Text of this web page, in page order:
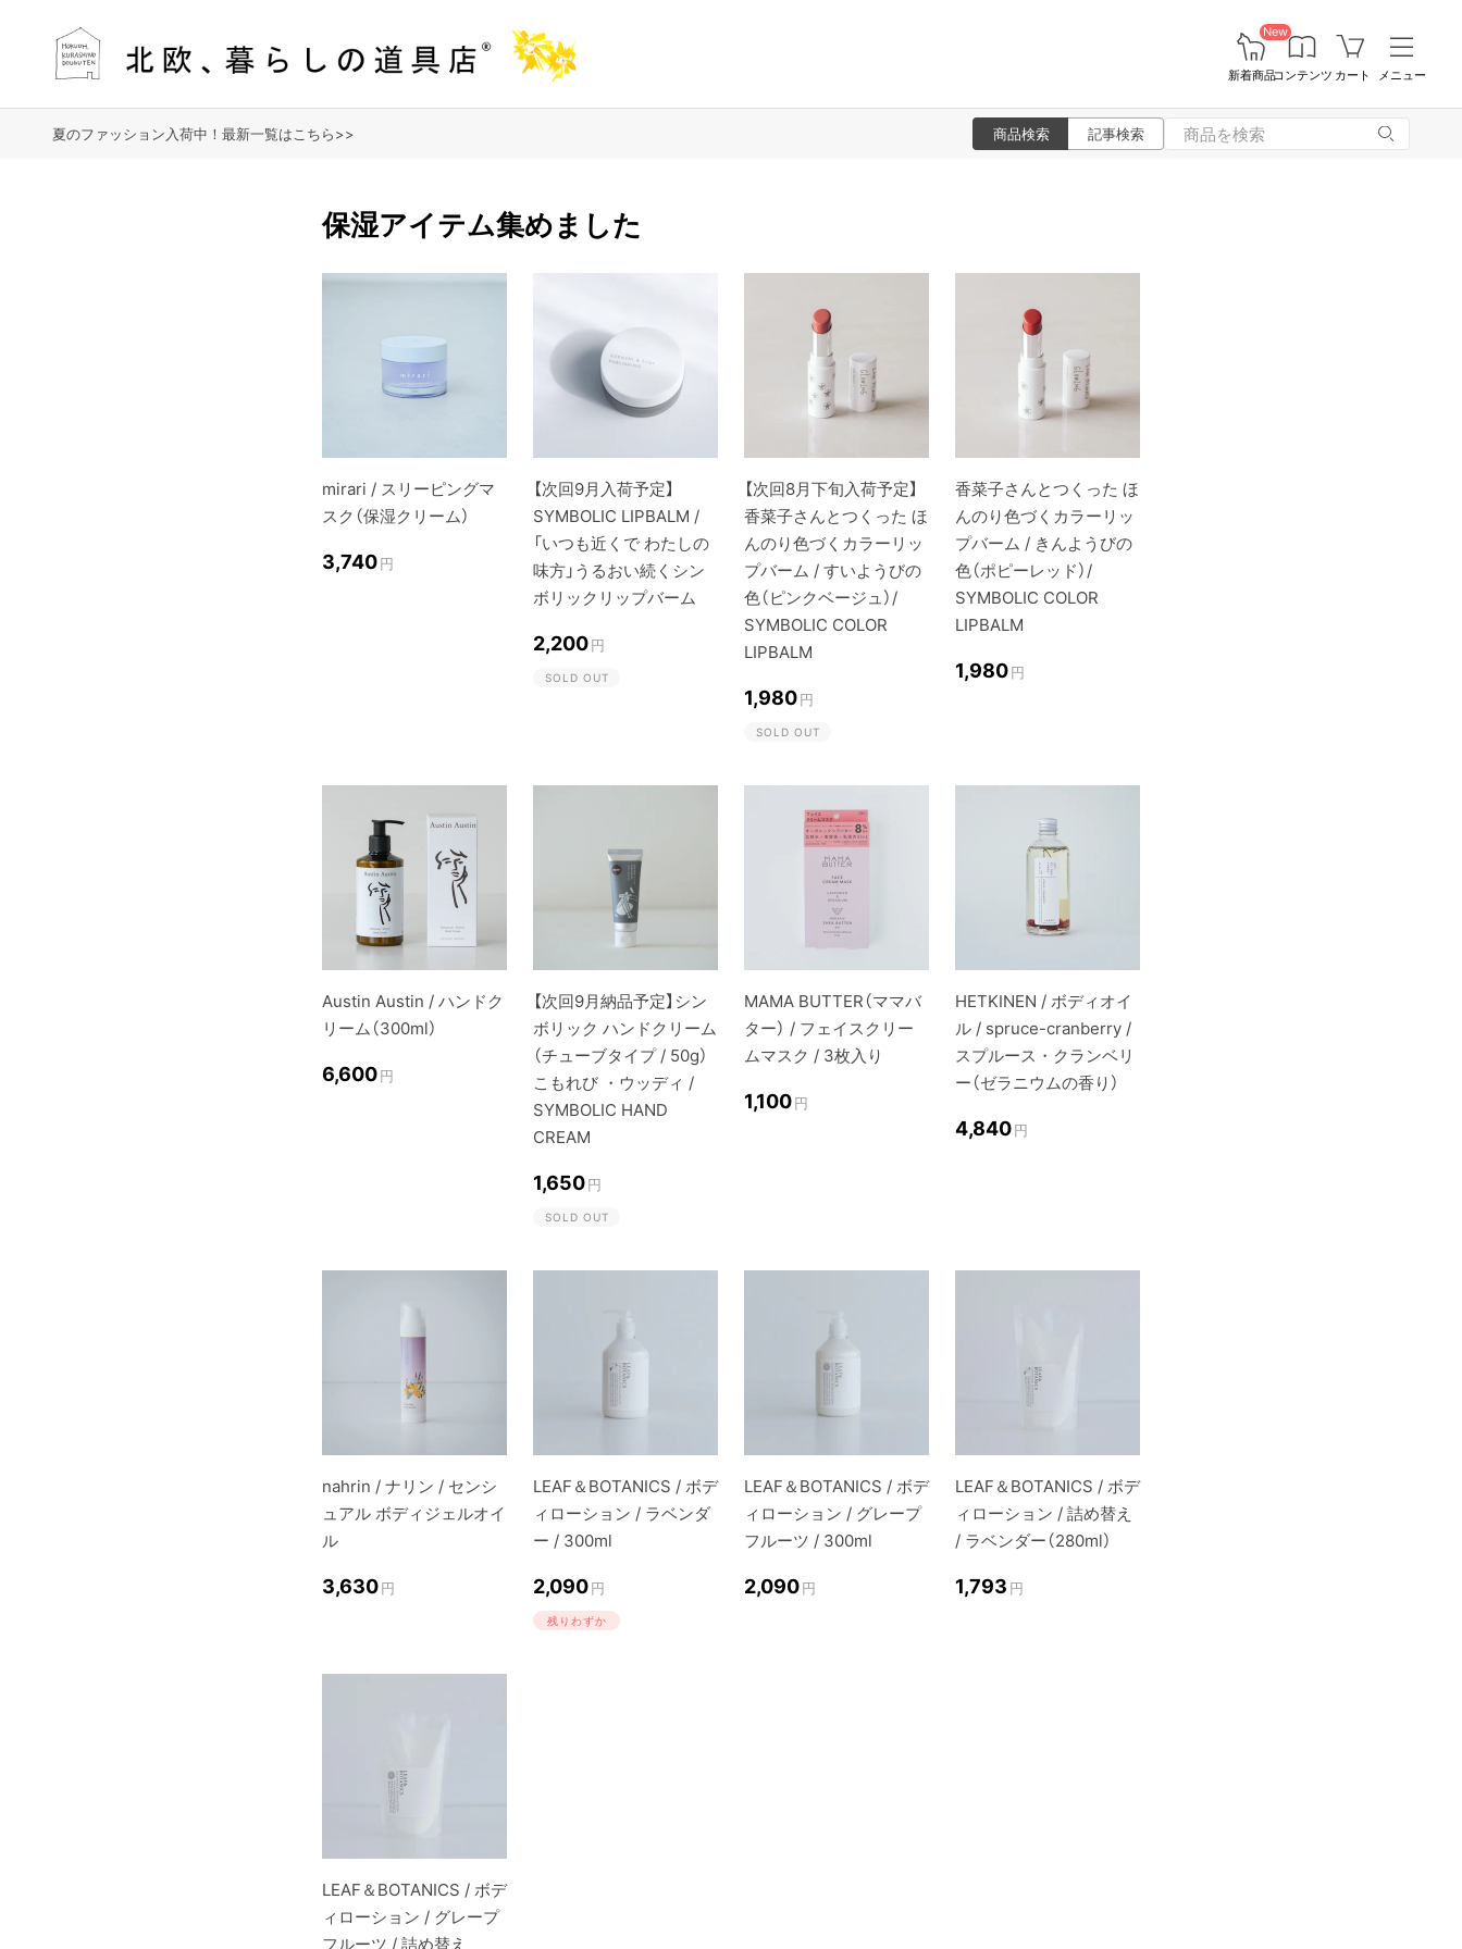
New
新着商品コンテンツ カート メニュー
夏のファッション入荷中！最新一覧はこちら>> 商品検索 記事検索
保湿アイテム集めました
mirari / スリーピングマ
スク（保湿クリーム）
3,740円
【次回9月入荷予定】
SYMBOLIC LIPBALM /
「いつも近くで わたしの
味方」うるおい続くシン
ボリックリップバーム
2,200円
SOLD OUT
【次回8月下旬入荷予定】
香菜子さんとつくった ほ
んのり色づくカラーリッ
プバーム / すいようびの
色（ピンクベージュ）/
SYMBOLIC COLOR
LIPBALM
1,980円
SOLD OUT
香菜子さんとつくった ほ
んのり色づくカラーリッ
プバーム / きんようびの
色（ポピーレッド）/
SYMBOLIC COLOR
LIPBALM
1,980円
Austin Austin / ハンドク
リーム（300ml）
6,600円
【次回9月納品予定】シン
ボリック ハンドクリーム
（チューブタイプ / 50g）
こもれび ・ウッディ /
SYMBOLIC HAND
CREAM
1,650円
SOLD OUT
MAMA BUTTER（ママバ
ター） / フェイスクリー
ムマスク / 3枚入り
1,100円
HETKINEN / ボディオイ
ル / spruce-cranberry /
スプルース・クランベリ
ー（ゼラニウムの香り）
4,840円
nahrin / ナリン / センシ
ュアル ボディジェルオイ
ル
3,630円
LEAF＆BOTANICS / ボデ
ィローション / ラベンダ
ー / 300ml
2,090円
残りわずか
LEAF＆BOTANICS / ボデ
ィローション / グレープ
フルーツ / 300ml
2,090円
LEAF＆BOTANICS / ボデ
ィローション / 詰め替え
/ ラベンダー（280ml）
1,793 円
LEAF＆BOTANICS / ボデ
ィローション / グレープ
フルーツ / 詰め替え